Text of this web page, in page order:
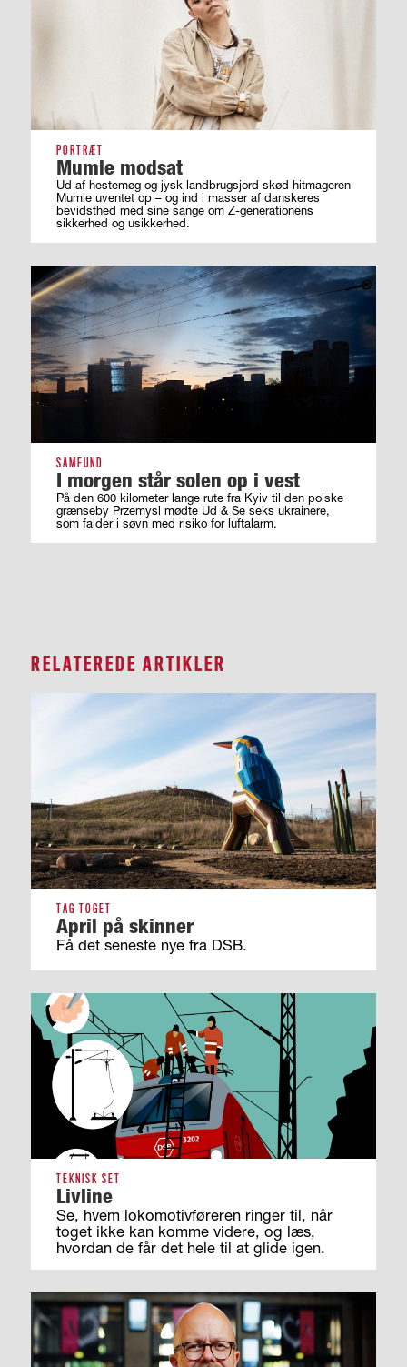
PORTRÆT
Mumle modsat
Ud af hestemøg og jysk landbrugsjord skød hitmageren
Mumle uventet op – og ind i masser af ­danskeres
bevidsthed med sine sange om ­Z-generationens
sikkerhed og usikkerhed.
SAMFUND
I morgen står solen op i vest
På den 600 kilometer lange rute fra Kyiv til den polske
grænseby Przemysl mødte Ud & Se seks ukrainere,
som falder i søvn med risiko for luftalarm.
RELATEREDE ARTIKLER
TAG TOGET
April på skinner
Få det seneste nye fra DSB.
TEKNISK SET
Livline
Se, hvem lokomotivføreren ringer til, når
toget ikke kan komme videre, og læs,
hvordan de får det hele til at glide igen.